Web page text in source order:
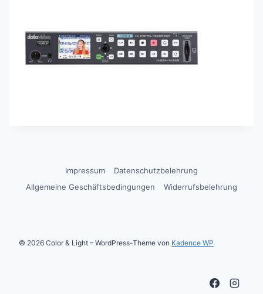
Impressum
Datenschutzbelehrung
Allgemeine Geschäftsbedingungen
Widerrufsbelehrung
© 2026 Color & Light – WordPress-Theme von Kadence WP